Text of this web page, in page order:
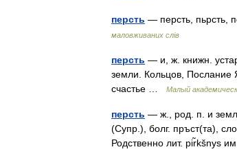
персть — персть, пьрсть,
маловживаних слів
персть — и, ж. книжн.
земли. Кольцов, Послание
счастье …
Малый
персть — ж., род. п. и
(Супр.), болг. пръст(та),
Родственно лит. pir̃kšnys